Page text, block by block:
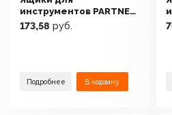
инструментов PARTNER
PA-024 (черный)
173,58 руб.
Подробнее В корзину